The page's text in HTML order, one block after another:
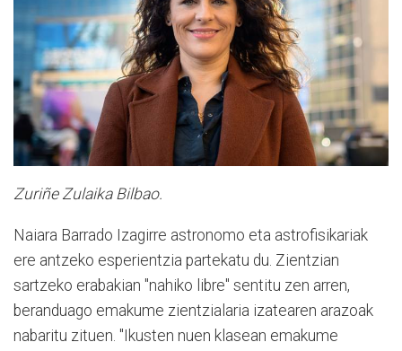
Zuriñe Zulaika Bilbao.
Naiara Barrado Izagirre astronomo eta astrofisikariak
ere antzeko esperientzia partekatu du. Zientzian
sartzeko erabakian "nahiko libre" sentitu zen arren,
beranduago emakume zientzialaria izatearen arazoak
nabaritu zituen. "Ikusten nuen klasean emakume